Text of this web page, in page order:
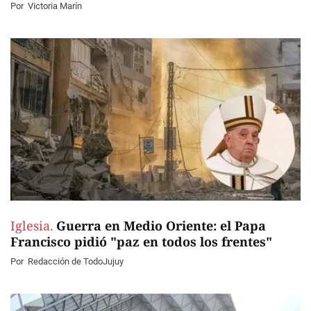
Por Victoria Marín
Iglesia. Guerra en Medio Oriente: el Papa
Francisco pidió "paz en todos los frentes"
Por Redacción de TodoJujuy